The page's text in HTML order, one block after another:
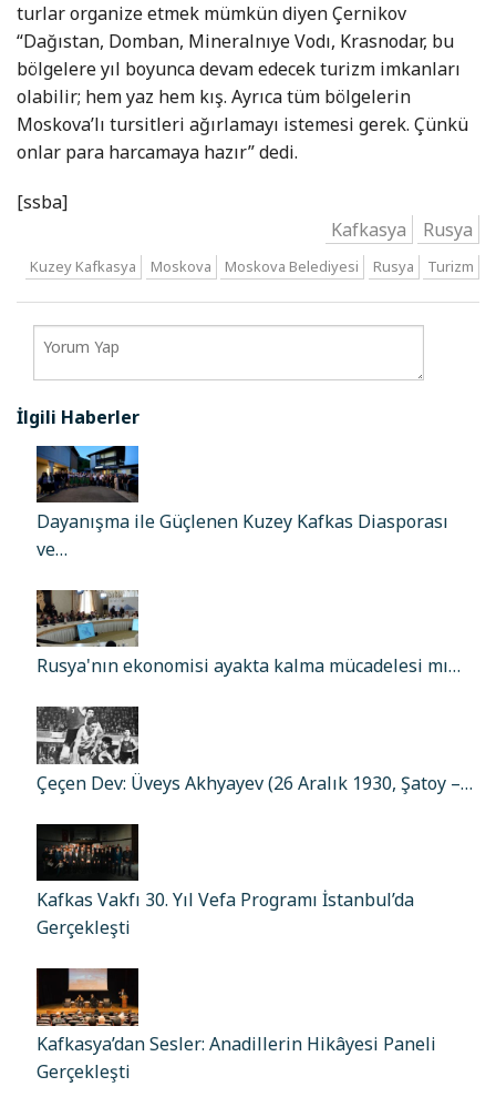
turlar organize etmek mümkün diyen Çernikov
“Dağıstan, Domban, Mineralnıye Vodı, Krasnodar, bu
bölgelere yıl boyunca devam edecek turizm imkanları
olabilir; hem yaz hem kış. Ayrıca tüm bölgelerin
Moskova’lı tursitleri ağırlamayı istemesi gerek. Çünkü
onlar para harcamaya hazır” dedi.
[ssba]
Kafkasya
Rusya
Kuzey Kafkasya Moskova Moskova Belediyesi Rusya Turizm
İlgili Haberler
Dayanışma ile Güçlenen Kuzey Kafkas Diasporası
ve…
Rusya'nın ekonomisi ayakta kalma mücadelesi mı…
Çeçen Dev: Üveys Akhyayev (26 Aralık 1930, Şatoy –…
Kafkas Vakfı 30. Yıl Vefa Programı İstanbul’da
Gerçekleşti
Kafkasya’dan Sesler: Anadillerin Hikâyesi Paneli
Gerçekleşti